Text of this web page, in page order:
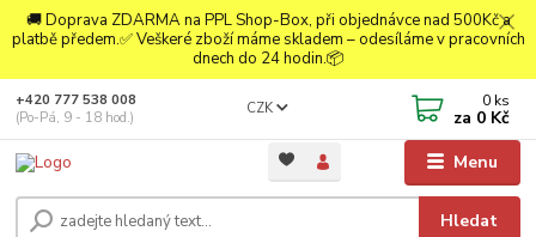
🚚 Doprava ZDARMA na PPL Shop-Box, při objednávce nad 500Kč a
platbě předem.✅ Veškeré zboží máme skladem – odesíláme v pracovních
dnech do 24 hodin.📦
Menu
CZK
Hledat
+420 777 538 008
(Po-Pá, 9 - 18 hod.)
0 ks
za 0 Kč